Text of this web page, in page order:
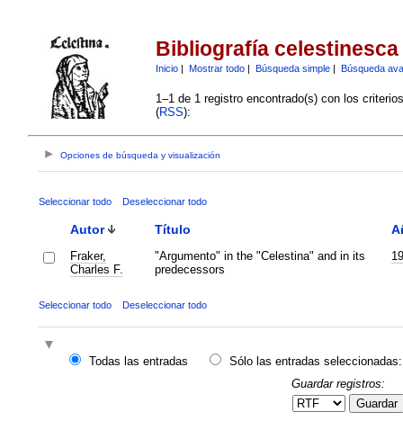
Bibliografía celestinesca
Inicio| Mostrar todo| Búsqueda simple| Búsqueda
1–1 de 1 registro encontrado(s) con los
(RSS):
Opciones de búsqueda y visualización
Seleccionar todo Deseleccionar todo
Autor Título
Fraker,
Charles F.
"Argumento" in the "Celestina" and in its
predecessors
Seleccionar todo Deseleccionar todo
Todas las entradas
Sólo las entradas seleccionadas:
Guardar registros:
Guardar